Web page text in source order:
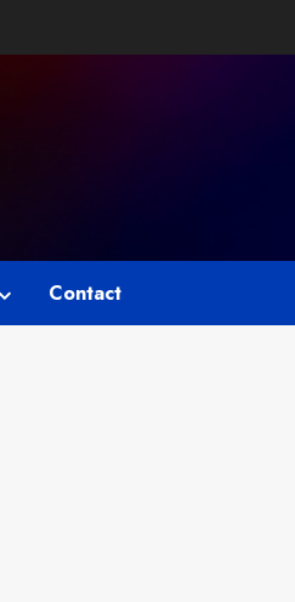
Contact